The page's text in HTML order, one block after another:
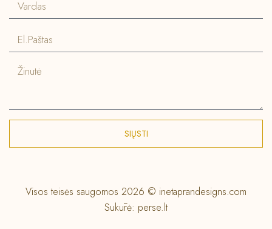
SIŲSTI
Visos teisės saugomos 2026 © inetaprandesigns.com
Sukūrė: perse.lt